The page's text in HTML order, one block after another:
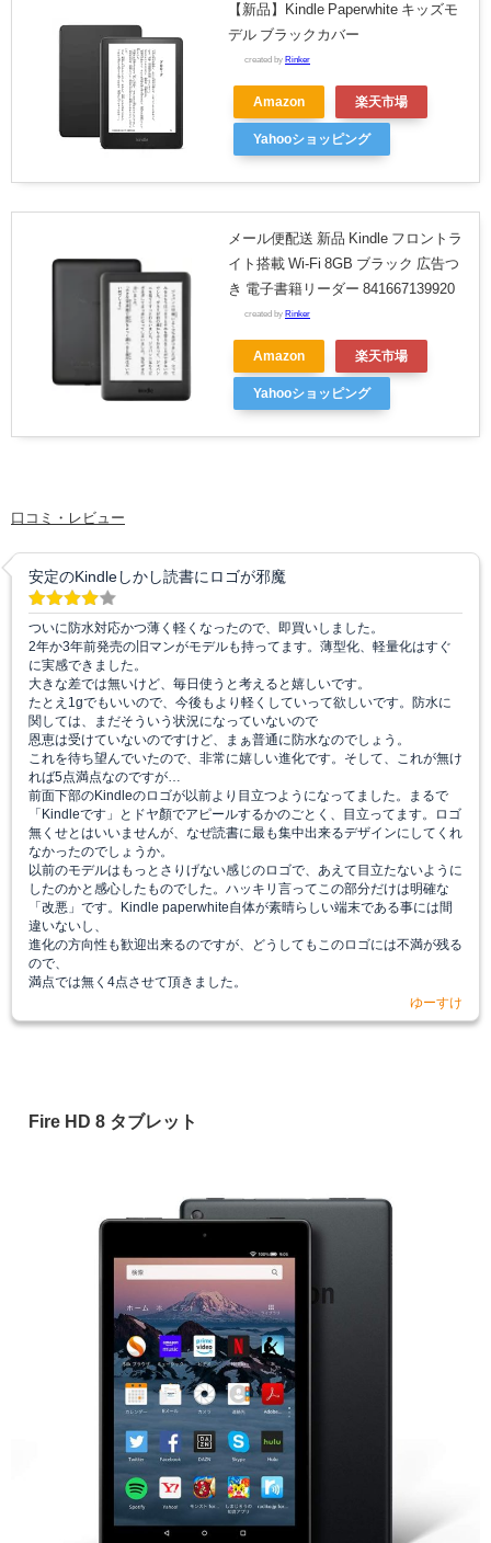
【新品】Kindle Paperwhite キッズモ
デル ブラックカバー
created by Rinker
Amazon 楽天市場
Yahooショッピング
メール便配送 新品 Kindle フロントラ
イト搭載 Wi-Fi 8GB ブラック 広告つ
き 電子書籍リーダー 841667139920
created by Rinker
Amazon 楽天市場
Yahooショッピング
口コミ・レビュー
安定のKindleしかし読書にロゴが邪魔
ついに防水対応かつ薄く軽くなったので、即買いしました。
2年か3年前発売の旧マンがモデルも持ってます。薄型化、軽量化はすぐ
に実感できました。
大きな差では無いけど、毎日使うと考えると嬉しいです。
たとえ1gでもいいので、今後もより軽くしていって欲しいです。防水に
関しては、まだそういう状況になっていないので
恩恵は受けていないのですけど、まぁ普通に防水なのでしょう。
これを待ち望んでいたので、非常に嬉しい進化です。そして、これが無け
れば5点満点なのですが…
前面下部のKindleのロゴが以前より目立つようになってました。まるで
「Kindleです」とドヤ顏でアピールするかのごとく、目立ってます。ロゴ
無くせとはいいませんが、なぜ読書に最も集中出来るデザインにしてくれ
なかったのでしょうか。
以前のモデルはもっとさりげない感じのロゴで、あえて目立たないように
したのかと感心したものでした。ハッキリ言ってこの部分だけは明確な
「改悪」です。Kindle paperwhite自体が素晴らしい端末である事には間
違いないし、
進化の方向性も歓迎出来るのですが、どうしてもこのロゴには不満が残る
ので、
満点では無く4点させて頂きました。
ゆーすけ
Fire HD 8 タブレット